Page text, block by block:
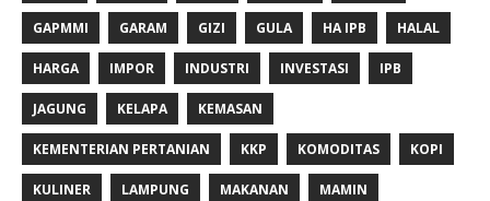
GAPMMI GARAM GIZI GULA HA IPB HALAL
HARGA IMPOR INDUSTRI INVESTASI IPB
JAGUNG KELAPA KEMASAN
KEMENTERIAN PERTANIAN KKP KOMODITAS KOPI
KULINER LAMPUNG MAKANAN MAMIN